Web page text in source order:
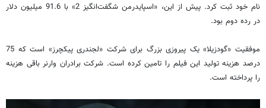
نام خود ثبت کرد. پیش از این، «اسپایدرمن شگفت‌انگیز 2» با 91.6 میلیون دلار
در رده دوم بود.
موفقیت «گودزیلا» یک پیروزی بزرگ برای شرکت «لجندری پیکچرز» است که 75
درصد هزینه تولید این فیلم را تامین کرده است. شرکت برادران وارنر باقی هزینه
را پرداخته است.